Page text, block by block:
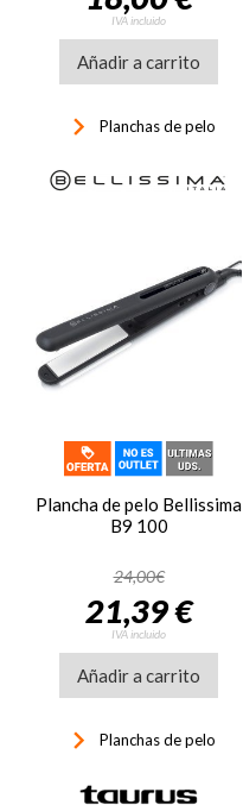
IVA incluido
Añadir a carrito
keyboard_arrow_right Planchas de pelo
Plancha de pelo Bellissima
B9 100
24,00€
21,39 €
IVA incluido
Añadir a carrito
keyboard_arrow_right Planchas de pelo